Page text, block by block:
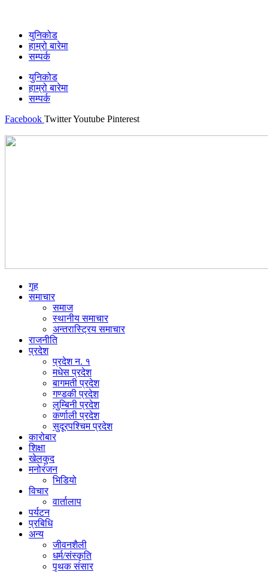
युनिकोड
हाम्रो बारेमा
सम्पर्क
युनिकोड
हाम्रो बारेमा
सम्पर्क
Facebook TwitterYoutube Pinterest
गृह
समाचार
समाज
स्थानीय समाचार
अन्तरास्ट्रिय समाचार
राजनीति
प्रदेश
प्रदेश न. १
मधेस प्रदेश
बागमती प्रदेश
गण्डकी प्रदेश
लुम्बिनी प्रदेश
कर्णाली प्रदेश
सुदूरपश्चिम प्रदेश
कारोबार
शिक्षा
खेलकुद
मनोरंजन
भिडियो
विचार
वार्तालाप
पर्यटन
प्रबिधि
अन्य
जीवनशैली
धर्म/संस्कृति
पृथक संसार